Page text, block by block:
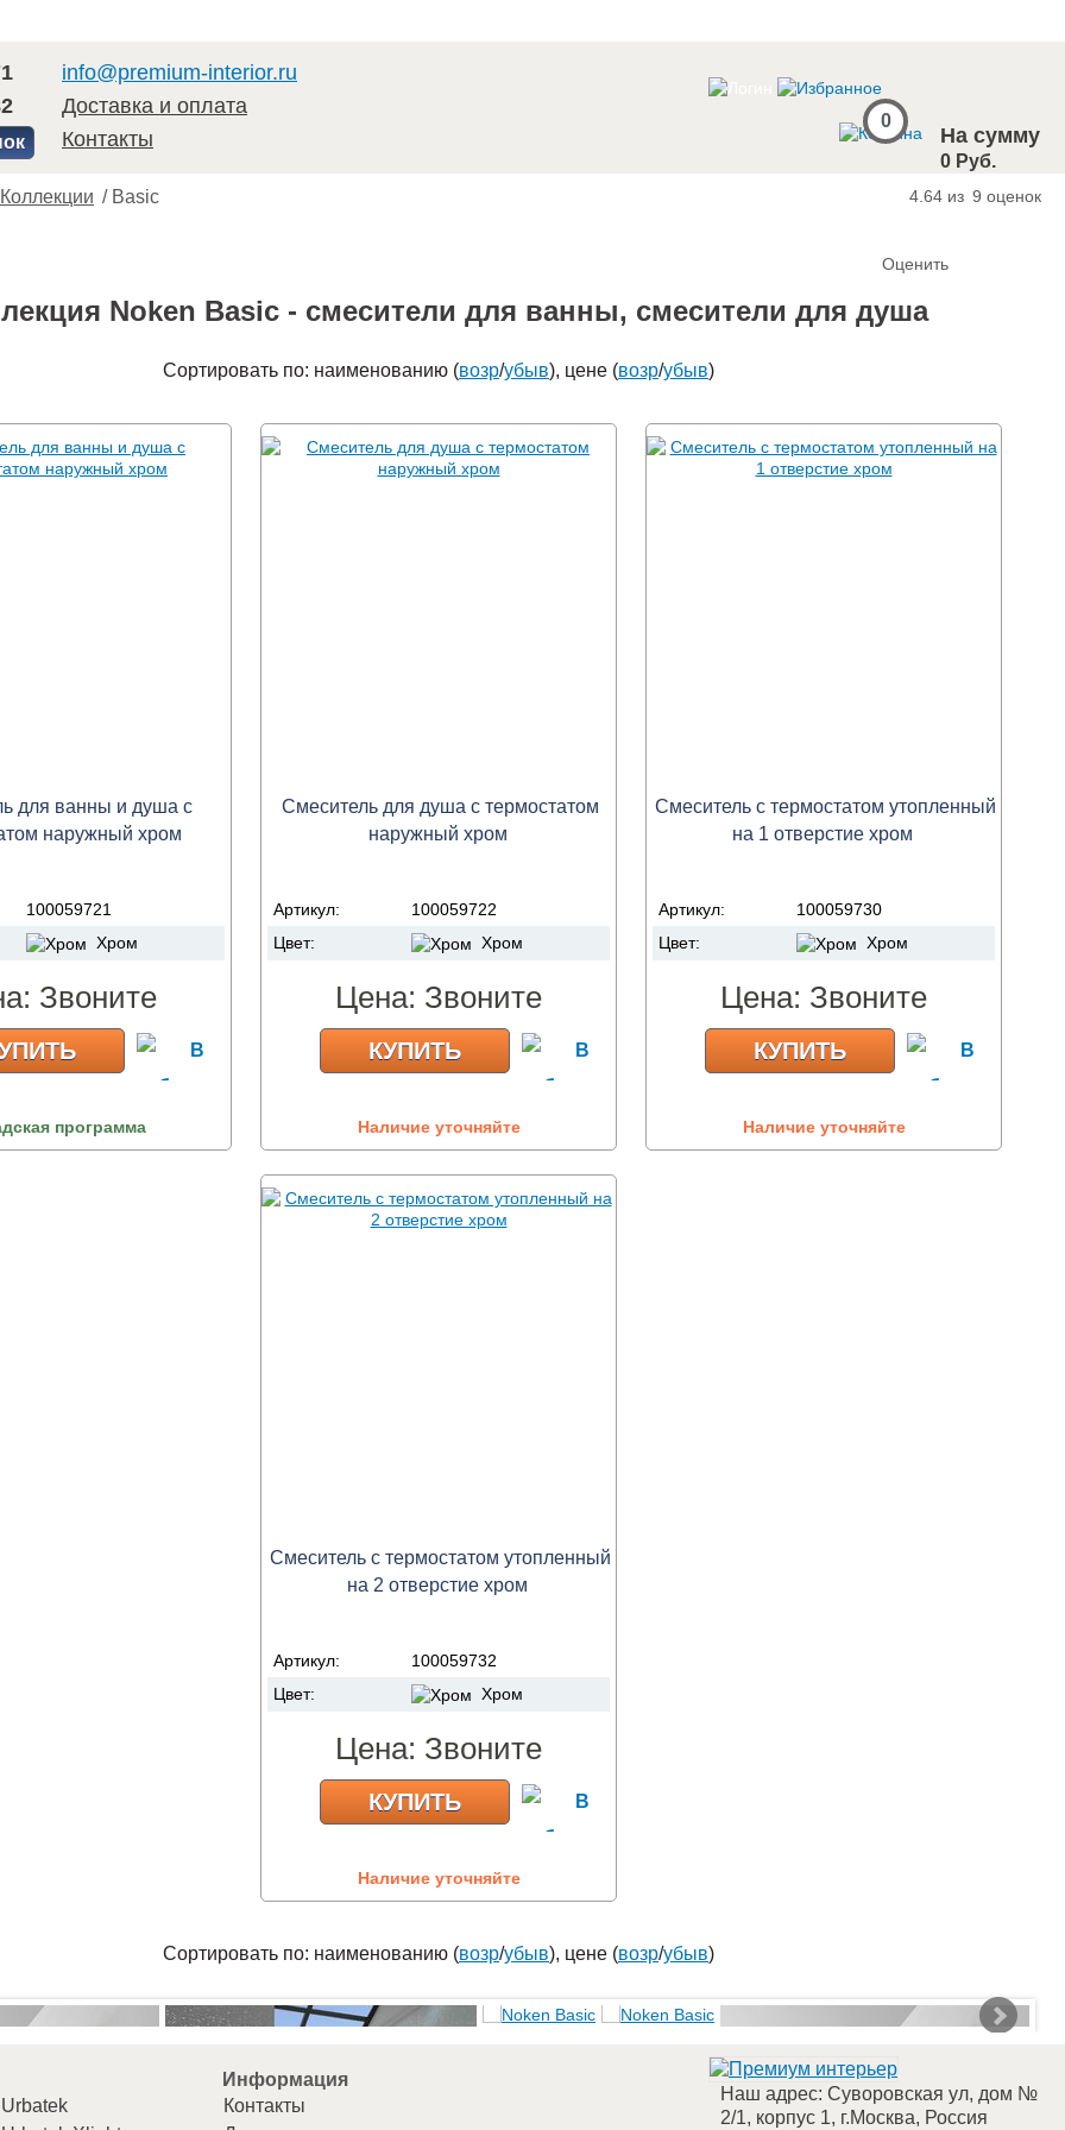
info@premium-interior.ru
Доставка и оплата
Контакты
0
На сумму
0 Руб.
Коллекции / Basic 4.64 из 9 оценок
Оценить
Noken Basic - смесители для ванны, смесители для душа
Сортировать по: наименованию (возр/убыв), цене (возр/убыв)
для ванны и душа с
наружный хром
100059721
Хром
Звоните
программа
Смеситель для душа с термостатом
наружный хром
Артикул:
100059722
Цвет:
Хром
Цена: Звоните
КУПИТЬ
Наличие уточняйте
Смеситель с термостатом утопленный
на 1 отверстие хром
Артикул:
100059730
Цвет:
Хром
Цена: Звоните
КУПИТЬ
Наличие уточняйте
Смеситель с термостатом утопленный
на 2 отверстие хром
Артикул:
100059732
Цвет:
Хром
Цена: Звоните
КУПИТЬ
Наличие уточняйте
Сортировать по: наименованию (возр/убыв), цене (возр/убыв)
Urbatek
Информация
Контакты
Наш адрес: Суворовская ул, дом №
2/1, корпус 1, г.Москва, Россия